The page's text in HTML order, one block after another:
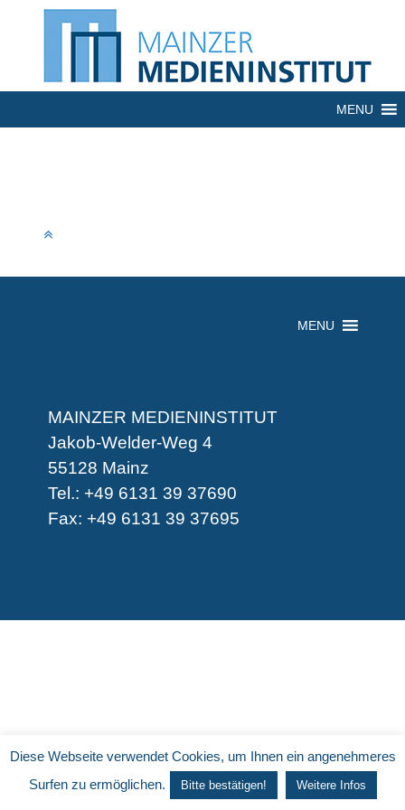
MENU
MENU
MAINZER MEDIENINSTITUT
Jakob-Welder-Weg 4
55128 Mainz
Tel.: +49 6131 39 37690
Fax: +49 6131 39 37695
Diese Webseite verwendet Cookies, um Ihnen ein angenehmeres
Surfen zu ermöglichen.
Bitte bestätigen! Weitere Infos